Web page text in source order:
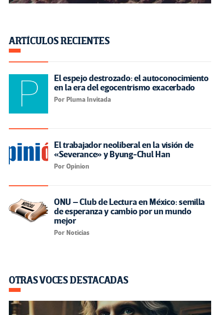
ARTÍCULOS RECIENTES
El espejo destrozado: el autoconocimiento
en la era del egocentrismo exacerbado
Por Pluma Invitada
El trabajador neoliberal en la visión de
«Severance» y Byung-Chul Han
Por Opinion
ONU – Club de Lectura en México: semilla
de esperanza y cambio por un mundo
mejor
Por Noticias
OTRAS VOCES DESTACADAS